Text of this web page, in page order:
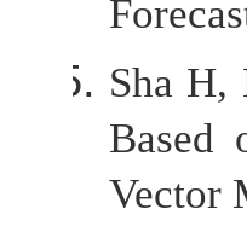
Sha H,
Based
Vector